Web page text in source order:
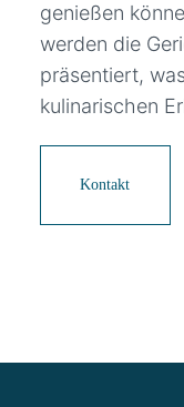
genießen
werden die
präsentiert,
kulinarischen
Kontakt